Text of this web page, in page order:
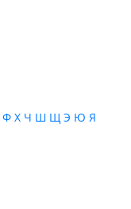
Ф Х Ч Ш Щ Э Ю Я